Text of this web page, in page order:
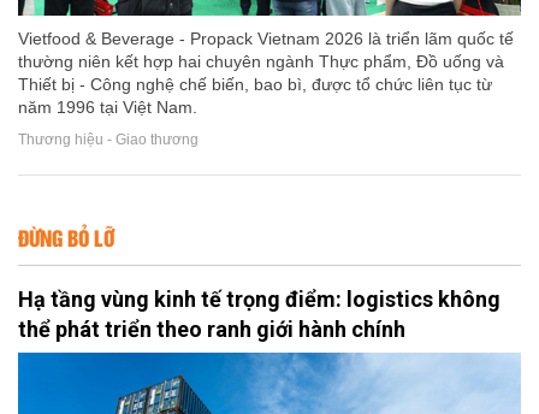
Vietfood & Beverage - Propack Vietnam 2026 là triển lãm quốc tế
thường niên kết hợp hai chuyên ngành Thực phẩm, Đồ uống và
Thiết bị - Công nghệ chế biến, bao bì, được tổ chức liên tục từ
năm 1996 tại Việt Nam.
Thương hiệu - Giao thương
ĐỪNG BỎ LỠ
Hạ tầng vùng kinh tế trọng điểm: logistics không
thể phát triển theo ranh giới hành chính